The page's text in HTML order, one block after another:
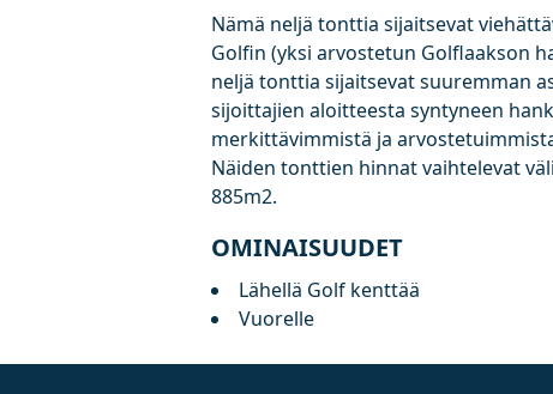
Nämä neljä tonttia sijaitsevat
Golfin (yksi arvostetun Golflaakson
neljä tonttia sijaitsevat suuremman
sijoittajien aloitteesta syntyneen
merkittävimmistä ja
Näiden tonttien hinnat vaihtelevat
885m2.
OMINAISUUDET
Lähellä Golf kenttää
Vuorelle